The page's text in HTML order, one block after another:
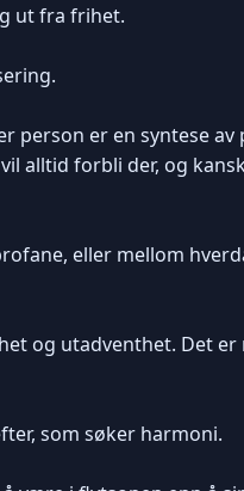
ut fra frihet.
person er en syntese
alltid forbli der, og
eller mellom
og utadventhet. Det er
som søker harmoni.